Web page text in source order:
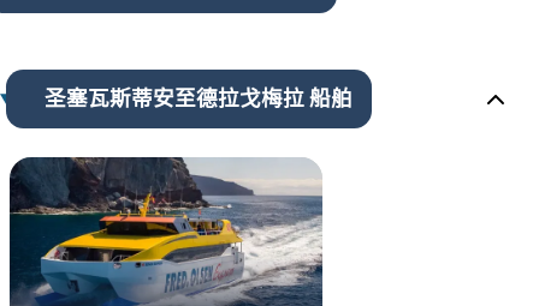
圣塞瓦斯蒂安至德拉戈梅拉 船舶